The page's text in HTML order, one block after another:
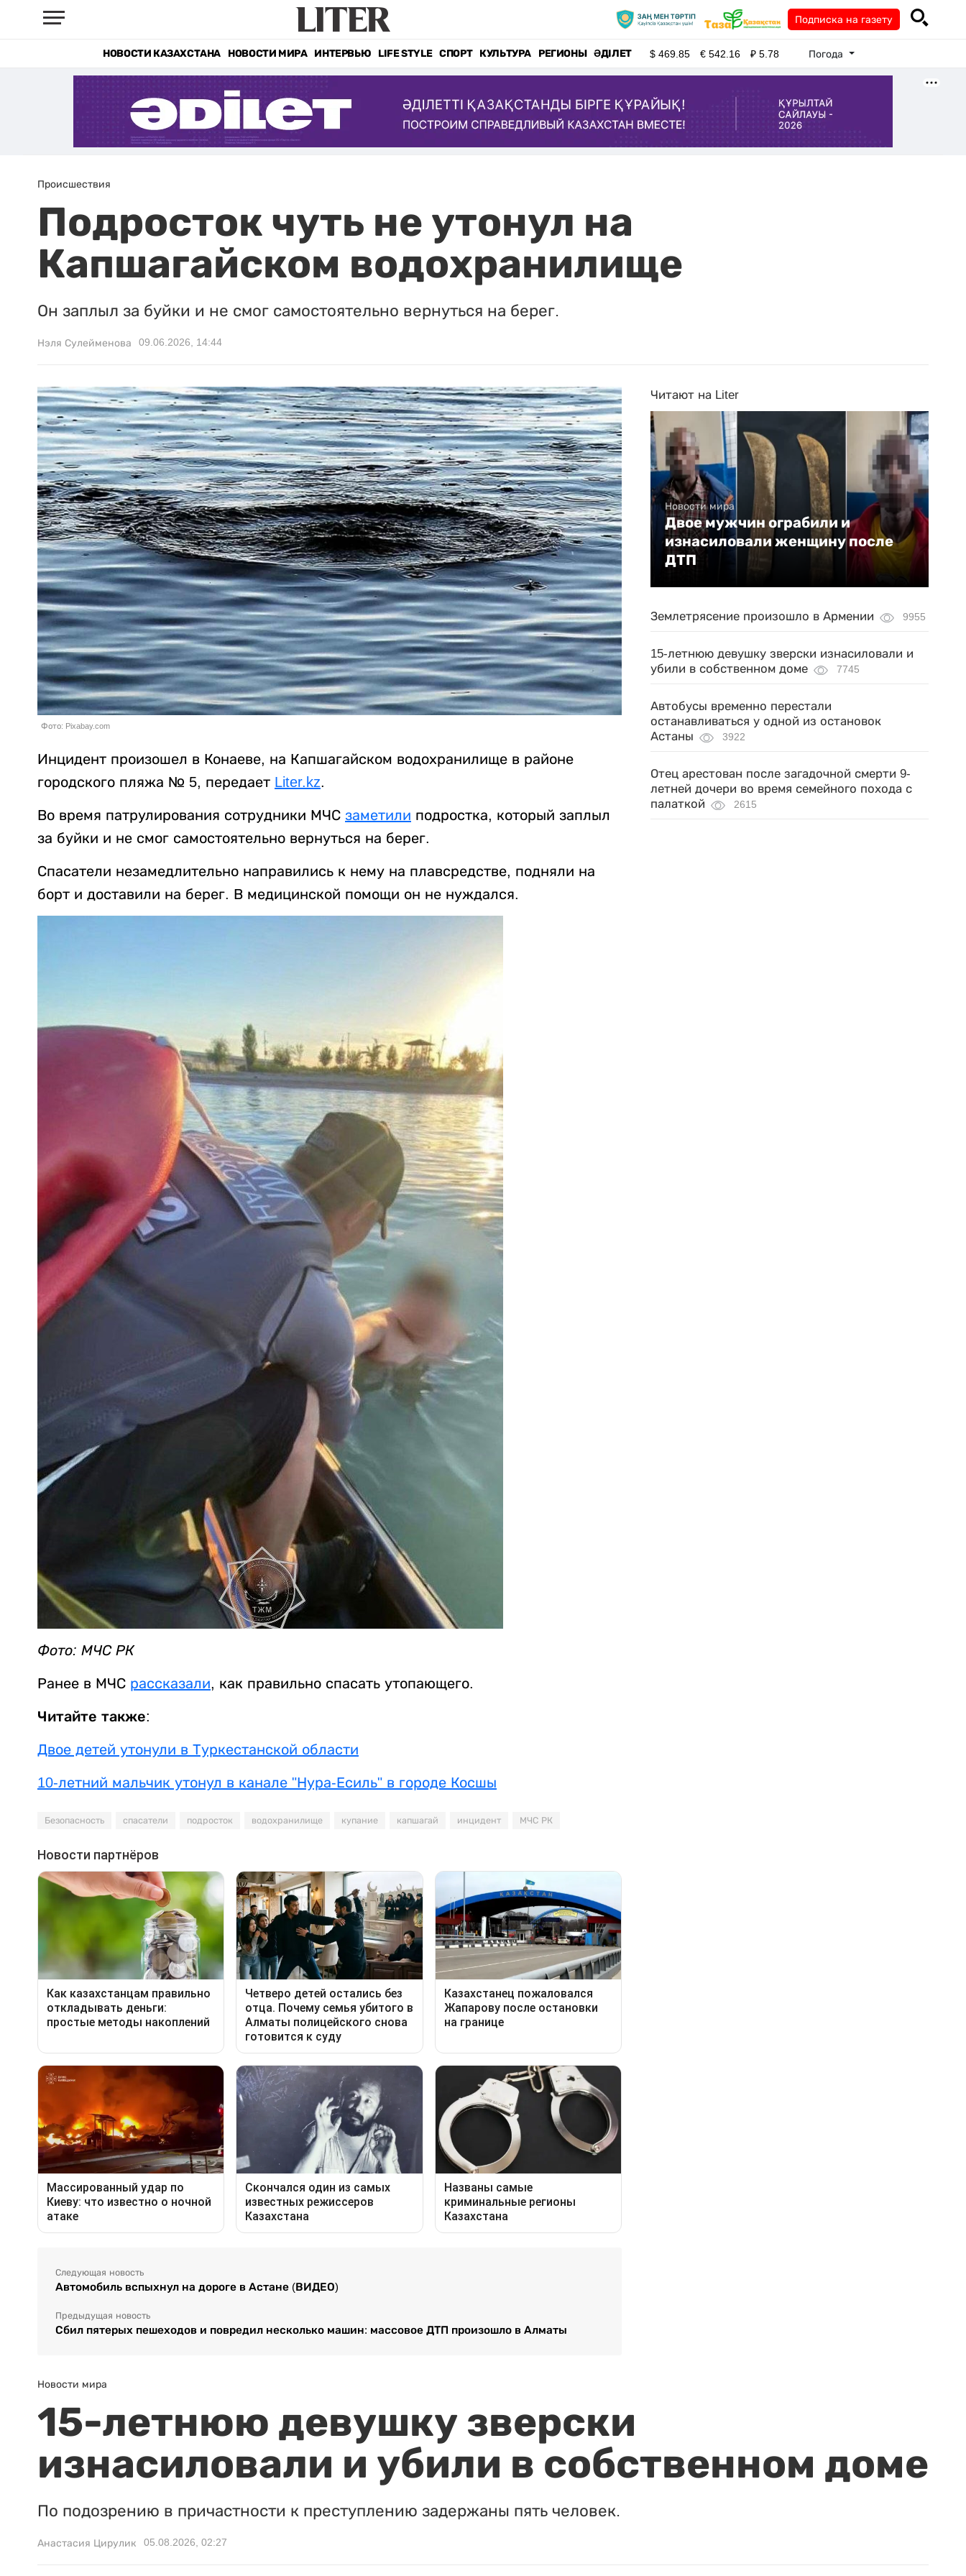
Подписка на газету
НОВОСТИ КАЗАХСТАНА НОВОСТИ МИРА ИНТЕРВЬЮ LIFE STYLE СПОРТ КУЛЬТУРА РЕГИОНЫ ӘДІЛЕТ $469.85 €542.16 ₽5.78 Погода
Происшествия
Подросток чуть не утонул на
Капшагайском водохранилище
Он заплыл за буйки и не смог самостоятельно вернуться на берег.
Нэля Сулейменова 09.06.2026, 14:44
Фото: Pixabay.com
Инцидент произошел в Конаеве, на Капшагайском водохранилище в районе
городского пляжа № 5, передает Liter.kz.
Во время патрулирования сотрудники МЧС заметили подростка, который заплыл
за буйки и не смог самостоятельно вернуться на берег.
Спасатели незамедлительно направились к нему на плавсредстве, подняли на
борт и доставили на берег. В медицинской помощи он не нуждался.
Фото: МЧС РК
Ранее в МЧС рассказали, как правильно спасать утопающего.
Читайте также:
Двое детей утонули в Туркестанской области
10-летний мальчик утонул в канале "Нура-Есиль" в городе Косшы
Безопасность спасатели подросток водохранилище купание капшагай инцидент МЧС РК
Следующая новость
Автомобиль вспыхнул на дороге в Астане (ВИДЕО)
Предыдущая новость
Сбил пятерых пешеходов и повредил несколько машин: массовое ДТП произошло в Алматы
Читают на Liter
Новости мира
Двое мужчин ограбили и
изнасиловали женщину после
ДТП
Землетрясение произошло в Армении 9955
15-летнюю девушку зверски изнасиловали и
убили в собственном доме
7745
Автобусы временно перестали
останавливаться у одной из остановок
Астаны
3922
Отец арестован после загадочной смерти 9-
летней дочери во время семейного похода с
палаткой
2615
Новости мира
15-летнюю девушку зверски
изнасиловали и убили в собственном доме
По подозрению в причастности к преступлению задержаны пять человек.
Анастасия Цирулик 05.08.2026, 02:27